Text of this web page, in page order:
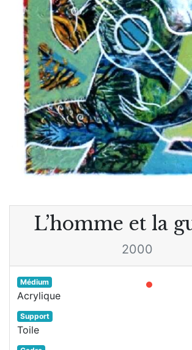
L’homme et la
2000
Médium
Acrylique
Support
Toile